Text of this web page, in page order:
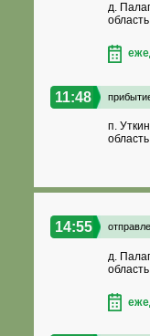
д.
область
11:48
п.
область
14:55
д.
область